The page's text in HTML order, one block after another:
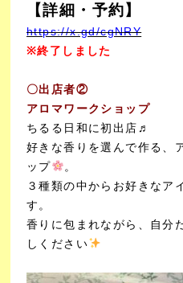
【詳細・予約】
https://x.gd/cgNRY
※終了しました
〇出店者②
アロマワークショップ
ちるる日和に初出店♬
好きな香りを選んで作る、
ップ 。
３種類の中からお好きなア
す。
香りに包まれながら、自分
しください